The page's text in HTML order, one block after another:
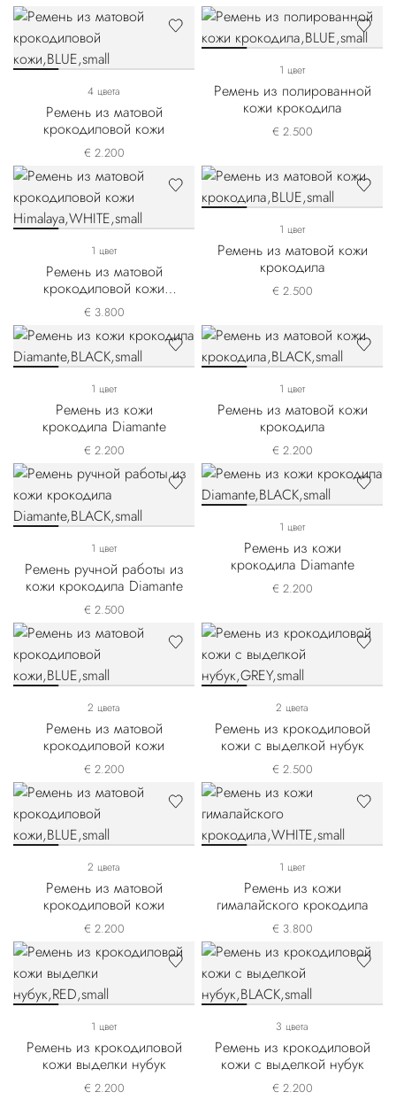
4 цвета
Ремень из матовой
крокодиловой кожи
€ 2.200
1 цвет
Ремень из полированной
кожи крокодила
€ 2.500
1 цвет
Ремень из матовой
крокодиловой кожи
Himalaya
€ 3.800
1 цвет
Ремень из матовой кожи
крокодила
€ 2.500
1 цвет
Ремень из кожи
крокодила Diamante
€ 2.200
1 цвет
Ремень из матовой кожи
крокодила
€ 2.200
1 цвет
Ремень ручной работы из
кожи крокодила Diamante
€ 2.500
1 цвет
Ремень из кожи
крокодила Diamante
€ 2.200
2 цвета
Ремень из матовой
крокодиловой кожи
€ 2.200
2 цвета
Ремень из крокодиловой
кожи с выделкой нубук
€ 2.500
2 цвета
Ремень из матовой
крокодиловой кожи
€ 2.200
1 цвет
Ремень из кожи
гималайского крокодила
€ 3.800
1 цвет
Ремень из крокодиловой
кожи выделки нубук
€ 2.200
3 цвета
Ремень из крокодиловой
кожи с выделкой нубук
€ 2.200